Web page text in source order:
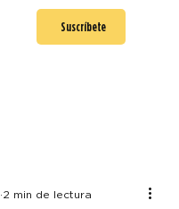
Suscríbete
2 min de lectura